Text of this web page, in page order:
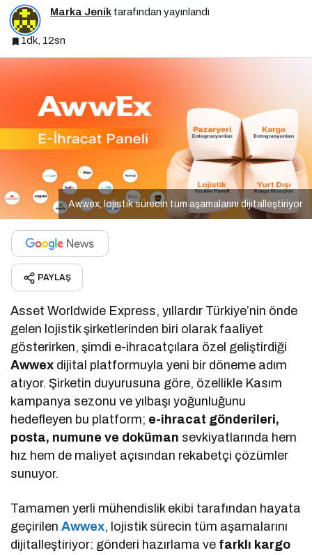
Marka Jenik tarafından yayınlandı
1dk, 12sn
Awwex, lojistik sürecin tüm aşamalarını dijitalleştiriyor
PAYLAŞ
Asset Worldwide Express, yıllardır Türkiye’nin önde
gelen lojistik şirketlerinden biri olarak faaliyet
gösterirken, şimdi e-ihracatçılara özel geliştirdiği
Awwex dijital platformuyla yeni bir döneme adım
atıyor. Şirketin duyurusuna göre, özellikle Kasım
kampanya sezonu ve yılbaşı yoğunluğunu
hedefleyen bu platform; e-ihracat gönderileri,
posta, numune ve doküman sevkiyatlarında hem
hız hem de maliyet açısından rekabetçi çözümler
sunuyor.
Tamamen yerli mühendislik ekibi tarafından hayata
geçirilen Awwex, lojistik sürecin tüm aşamalarını
dijitalleştiriyor: gönderi hazırlama ve farklı kargo